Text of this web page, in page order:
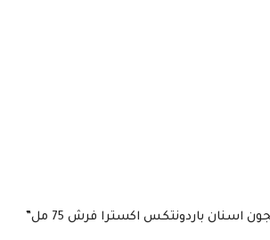
اسنان باردونتكس اكسترا فرش 75 مل”